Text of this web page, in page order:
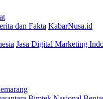
KabarNusa.id
Jasa Digital Marketing